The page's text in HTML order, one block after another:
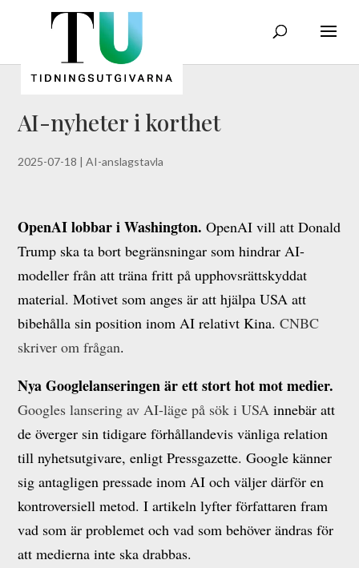
AI-nyheter i korthet
2025-07-18 |AI-anslagstavla
OpenAI lobbar i Washington.OpenAI vill att Donald
Trump ska ta bort begränsningar som hindrar AI-
modeller från att träna fritt på upphovsrättskyddat
material. Motivet som anges är att hjälpa USA att
bibehålla sin position inom AI relativt Kina.CNBC
skriver om frågan.
Nya Googlelanseringen är ett stort hot mot medier.
Googles lansering av AI-läge på sök i USA innebär att
de överger sin tidigare förhållandevis vänliga relation
till nyhetsutgivare, enligt Pressgazette. Google känner
sig antagligen pressade inom AI och väljer därför en
kontroversiell metod. I artikeln lyfter författaren fram
vad som är problemet och vad som behöver ändras för
att medierna inte ska drabbas.